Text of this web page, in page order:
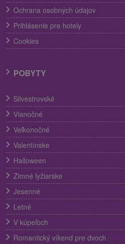
Ochrana osobných údajov
Prihlásenie pre hotely
Cookies
POBYTY
Silvestrovské
Vianočné
Veľkonočné
Valentínske
Halloween
Zimné lyžiarske
Jesenné
Letné
V kúpeľoch
Romantický víkend pre dvoch